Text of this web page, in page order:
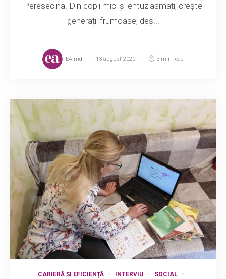
Peresecina. Din copii mici și entuziasmați, crește
generații frumoase, deș...
EA.md 13 august 2020 3 min read
CARIERĂ ȘI EFICIENȚĂ INTERVIU
SOCIAL